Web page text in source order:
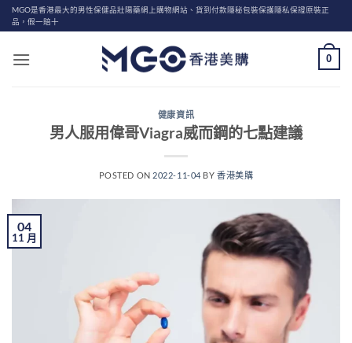
Skip
to
MGO是香港最大的男性保健品壯陽藥網上購物網站、貨到付款隱秘包裝保護隱私保證原裝正
品，假一賠十
0
健康資訊
男人服用偉哥Viagra威而鋼的七點建議
POSTED ON 2022-11-04 BY香港美購
04
11 月